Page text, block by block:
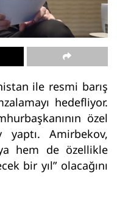
ile resmi barış
hedefliyor.
özel
Amirbekov,
hem de özellikle
bir yıl” olacağını